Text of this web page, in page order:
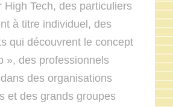
High Tech, des particuliers
à titre individuel, des
qui découvrent le concept
», des professionnels
des organisations
et des grands groupes